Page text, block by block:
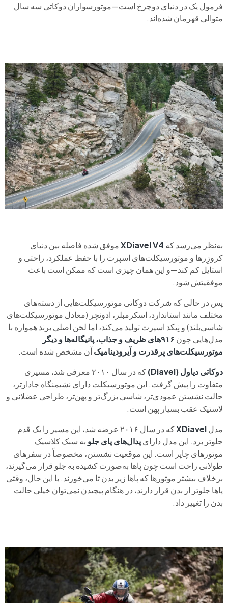
فرمول یک در دنیای دوچرخ است—موتورسواران دوکاتی سه سال
متوالی قهرمان شده‌اند.
به‌نظر می‌رسد که XDiavel V4موفق شده فاصله بین دنیای
کروزِرها و موتورسیکلت‌های اسپرت را با حفظ عملکرد، راحتی و
استایل کم کند—و این همان چیزی است که ممکن است باعث
موفقیتش شود.
پس در حالی که شرکت دوکاتی موتورسیکلت‌هایی از دسته‌های
مختلف مانند استاندارد، اسکرمبلر، ادونچر (معادل موتورسیکلت‌های
شاسی‌بلند) و نِیکد اسپرت تولید می‌کند، اما لحن اصلی برند همواره با
مدل‌هایی چون
۹۱۶های ظریف و جذاب، پانیگاله‌ها و دیگر
موتورسیکلت‌های پرقدرت و آیرودینامیکآن مشخص شده است.
دوکاتی دیاول (Diavel)
که در سال ۲۰۱۰ معرفی شد، مسیری
متفاوت را پیش گرفت. این موتورسیکلت دارای نشیمنگاه جادارتر،
حالت نشستن عمودی‌تر، شاسی بزرگ‌تر و پهن‌تر، طراحی عضلانی و
لاستیک عقب بسیار پهن است.
مدلXDiavel
که در سال ۲۰۱۶ عرضه شد، این مسیر را یک قدم
جلوتر برد. این مدل دارایپدال‌های پای جلو به سبک کلاسیک
موتورهای چاپر است. این موقعیت نشستن، مخصوصاً در سفرهای
طولانی راحت است چون پاها به‌صورت کشیده به جلو قرار می‌گیرند،
برخلاف بیشتر موتورها که پاها زیر بدن تا می‌خورند. با این حال، وقتی
پاها جلوتر از بدن قرار دارند، در هنگام پیچیدن نمی‌توان خیلی حالت
بدن را تغییر داد.